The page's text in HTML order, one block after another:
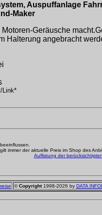
Auspuffanlage
Maker
Geräusche
Halterung angebracht
Link*
immer der aktuelle Preis im Shop des
Auflistung der
©Copyright1998-2026 by DATA